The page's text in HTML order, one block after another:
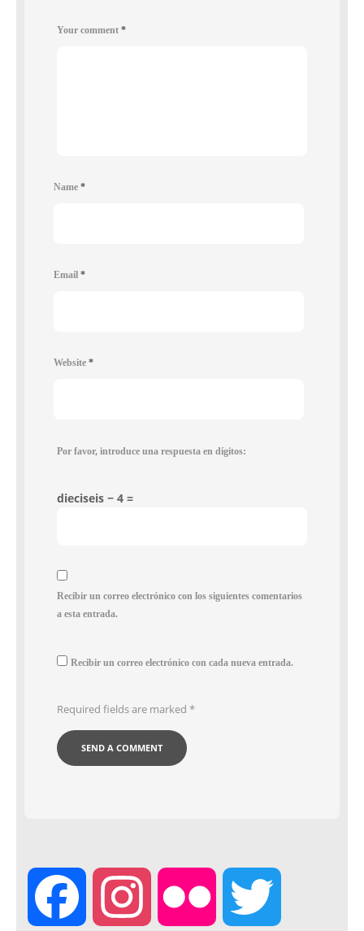
Your comment *
Name *
Email *
Website *
Por favor, introduce una respuesta en dígitos:
dieciseis − 4 =
Recibir un correo electrónico con los siguientes comentarios
a esta entrada.
Recibir un correo electrónico con cada nueva entrada.
Required fields are marked *